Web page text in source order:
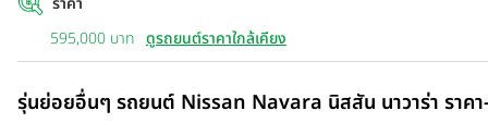
595,000 บาท ดูรถยนต์ราคาใกล้เคียง
รุ่นย่อยอื่นๆ รถยนต์ Nissan Navara นิสสัน นาวาร่า ราคา